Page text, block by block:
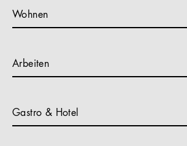
Wohnen
Arbeiten
Gastro & Hotel